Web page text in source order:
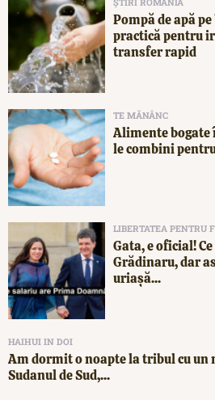
Pompă de apă
practică pentru
transfer rapid
TE MĂNÂNC
Alimente bogate
le combini
LIBERTATEA PENTRU
Gata, e oficial!
Grădinaru, dar
uriașă...
HAIHUI IN DOI
Am dormit o noapte la tribul cu un
Sudanul de Sud,...